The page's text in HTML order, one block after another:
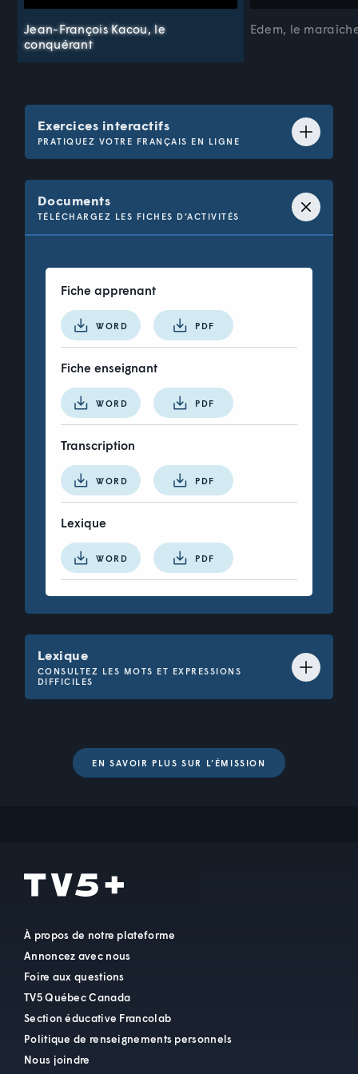
Jean-François Kacou, le
conquérant
Edem, le
Exercices interactifs
PRATIQUEZ VOTRE FRANÇAIS EN LIGNE
le rocher Percé
l'hôtel de ville
Grand-Bassam
Question 1 de 27 : Vocabulaire
Associez l’image avec le terme
correspondant.
Documents
TÉLÉCHARGEZ LES FICHES D’ACTIVITÉS
Fiche apprenant
WORD PDF
Fiche enseignant
WORD PDF
Transcription
WORD PDF
Lexique
WORD PDF
Lexique
CONSULTEZ LES MOTS ET EXPRESSIONS
DIFFICILES
BRUMEUX
GÉNÉRER
OURAGAN
QUAI
brumeux
EN SAVOIR PLUS SUR L’ÉMISSION
À propos de notre plateforme
Annoncez avec nous
Foire aux questions
TV5 Québec Canada
Section éducative Francolab
Politique de renseignements personnels
Nous joindre